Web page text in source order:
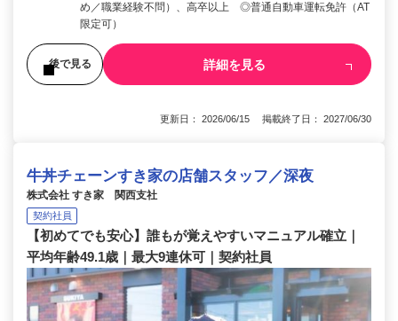
め／職業経験不問）、高卒以上 ◎普通自動車運転免許（AT
限定可）
後で見る 詳細を見る
更新日： 2026/06/15 掲載終了日： 2027/06/30
牛丼チェーンすき家の店舗スタッフ／深夜
株式会社 すき家 関西支社
契約社員
【初めてでも安心】誰もが覚えやすいマニュアル確立｜
平均年齢49.1歳｜最大9連休可｜契約社員